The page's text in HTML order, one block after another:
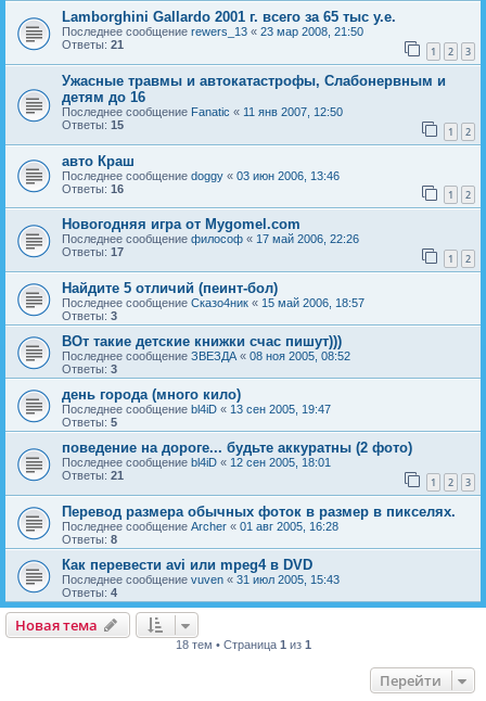
Lamborghini Gallardo 2001 г. всего за 65 тыс у.е.
Последнее сообщение rewers_13 « 23 мар 2008, 21:50
Ответы: 21 1 2 3
Ужасные травмы и автокатастрофы, Слабонервным и
детям до 16
Последнее сообщение Fanatic « 11 янв 2007, 12:50
Ответы: 15 1 2
авто Краш
Последнее сообщение doggy « 03 июн 2006, 13:46
Ответы: 16 1 2
Новогодняя игра от Mygomel.com
Последнее сообщение философ « 17 май 2006, 22:26
Ответы: 17 1 2
Найдите 5 отличий (пеинт-бол)
Последнее сообщение Сказо4ник « 15 май 2006, 18:57
Ответы: 3
ВОт такие детские книжки счас пишут)))
Последнее сообщение ЗВЕЗДА « 08 ноя 2005, 08:52
Ответы: 3
день города (много кило)
Последнее сообщение bl4iD « 13 сен 2005, 19:47
Ответы: 5
поведение на дороге... будьте аккуратны (2 фото)
Последнее сообщение bl4iD « 12 сен 2005, 18:01
Ответы: 21 1 2 3
Перевод размера обычных фоток в размер в пикселях.
Последнее сообщение Archer « 01 авг 2005, 16:28
Ответы: 8
Как перевести avi или mpeg4 в DVD
Последнее сообщение vuven « 31 июл 2005, 15:43
Ответы: 4
Новая тема
Новаятема
18 тем • Страница 1 из 1
Перейти